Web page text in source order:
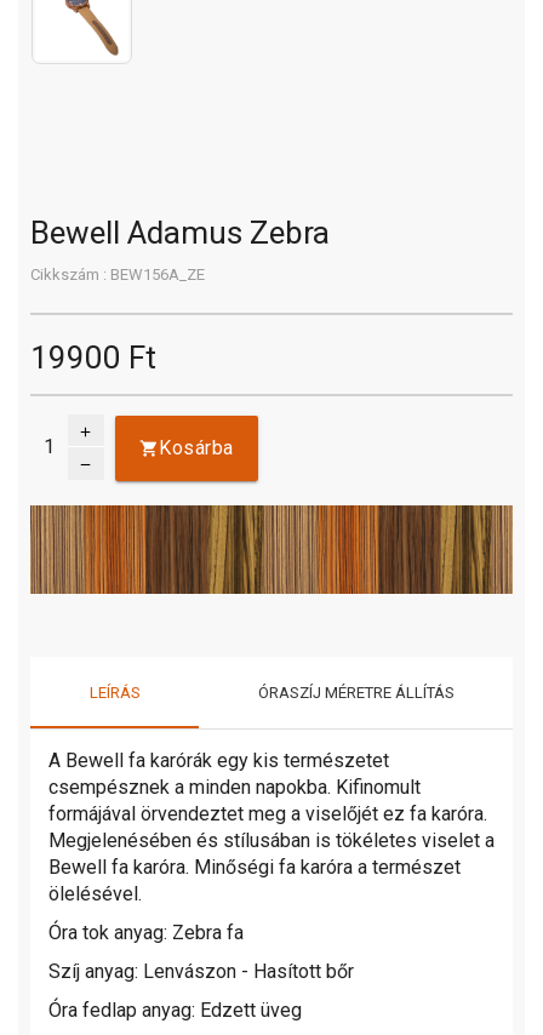
Bewell Adamus Zebra
Cikkszám : BEW156A_ZE
19900 Ft
add
remove
Kosárba
LEÍRÁS ÓRASZÍJ MÉRETRE ÁLLÍTÁS
A Bewell fa karórák egy kis természetet
csempésznek a minden napokba. Kifinomult
formájával örvendeztet meg a viselőjét ez fa karóra.
Megjelenésében és stílusában is tökéletes viselet a
Bewell fa karóra. Minőségi fa karóra a természet
ölelésével.
Óra tok anyag: Zebra fa
Szíj anyag: Lenvászon - Hasított bőr
Óra fedlap anyag: Edzett üveg